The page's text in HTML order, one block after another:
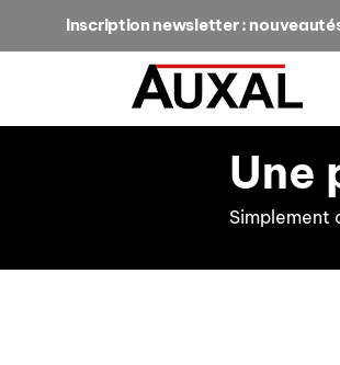
Inscription newsletter :
Une
Simplement